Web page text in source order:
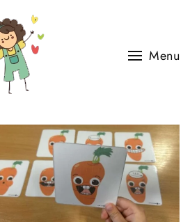
Menu